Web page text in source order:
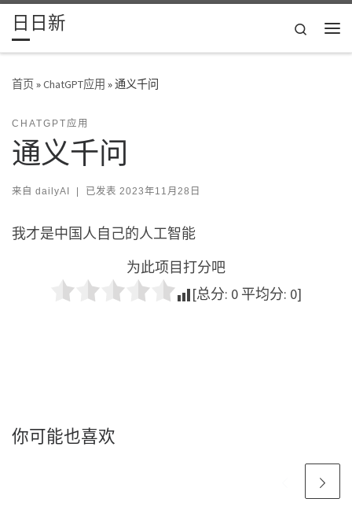
Skip to content
日日新
Search
首页»ChatGPT应用 »通义千问
CHATGPT应用
通义千问
来自 dailyAI | 已发表 2023年11月28日
我才是中国人自己的人工智能
为此项目打分吧
[总分: 0 平均分: 0]
你可能也喜欢